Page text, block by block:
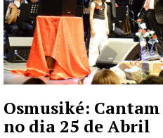
Osmusiké: Cantam
no dia 25 de Abril